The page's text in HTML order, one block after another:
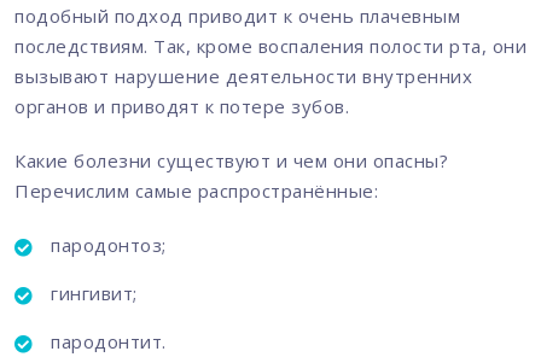
подобный подход приводит к очень плачевным
последствиям. Так, кроме воспаления полости рта, они
вызывают нарушение деятельности внутренних
органов и приводят к потере зубов.
Какие болезни существуют и чем они опасны?
Перечислим самые распространённые:
пародонтоз;
гингивит;
пародонтит.